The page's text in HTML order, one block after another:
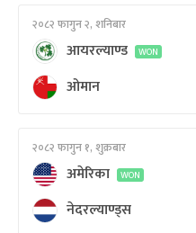
२०८२ फागुन २, शनिबार
आयरल्याण्ड WON
ओमान
२०८२ फागुन १, शुक्रबार
अमेरिका WON
नेदरल्याण्ड्स